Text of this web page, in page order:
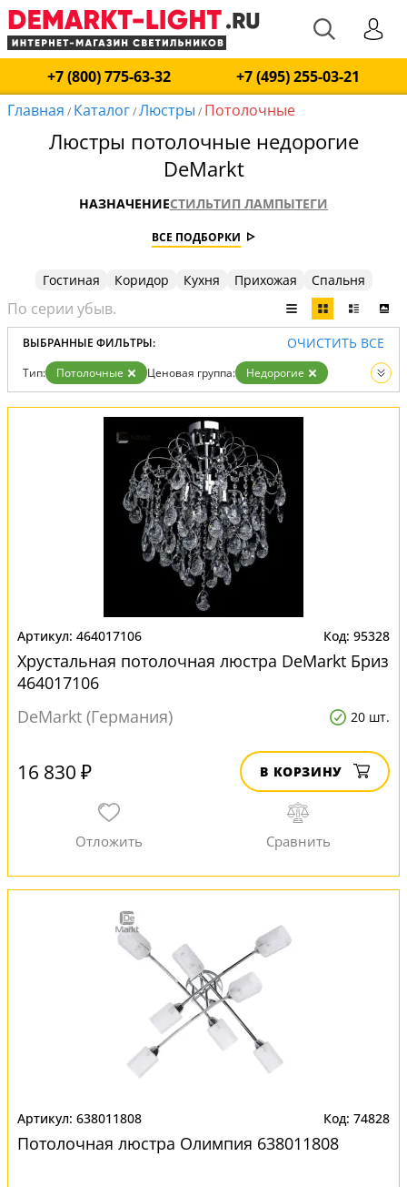
+7 (800) 775-63-32
+7 (495) 255-03-21
Главная / Каталог/Люстры / Потолочные
Люстры потолочные недорогие
DeMarkt
НАЗНАЧЕНИЕСТИЛЬТИП ЛАМПЫТЕГИ
ВСЕ ПОДБОРКИ
Гостиная Коридор Кухня Прихожая Спальня
ВЫБРАННЫЕ ФИЛЬТРЫ: ОЧИСТИТЬ ВСЕ
Тип: Потолочные Ценовая группа:
Недорогие
Вид:
Люстры
464017106 95328
Хрустальная потолочная люстра DeMarkt Бриз
464017106
DeMarkt (Германия)
20 шт.
16 830 ₽ В КОРЗИНУ
638011808 74828
Потолочная люстра Олимпия 638011808